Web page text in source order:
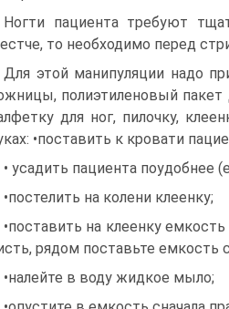
Ногти пациента требуют
то необходимо перед
Для этой манипуляции надо
полиэтиленовый пакет
для ног, пилочку,
•поставить к кровати
• усадить пациента поудобнее
•постелить на колени клеенку;
•поставить на клеенку
рядом поставьте емкость
•налейте в воду жидкое мыло;